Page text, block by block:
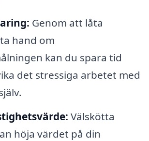
Genom att låta
hand om
kan du spara tid
det stressiga arbetet med
Välskötta
höja värdet på din